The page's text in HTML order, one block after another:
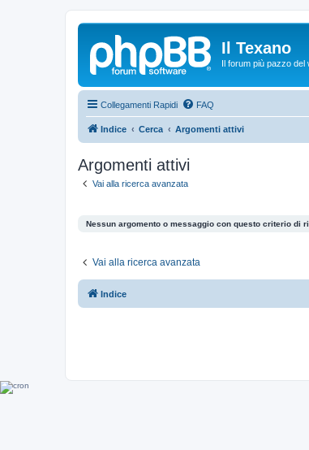
Il Texano
Il forum più pazzo del
Collegamenti Rapidi FAQ
Indice Cerca Argomenti attivi
Argomenti attivi
Vai alla ricerca avanzata
Nessun argomento o messaggio con questo criterio di
Vai alla ricerca avanzata
Indice